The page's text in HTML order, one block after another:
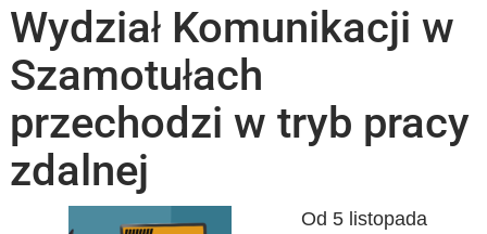
Wydział Komunikacji w
Szamotułach
przechodzi w tryb pracy
zdalnej
Od 5 listopada